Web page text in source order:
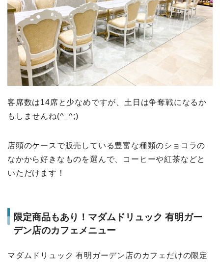
客席数は14席と少なめですが、土日は争奪戦になるか
もしませんね(^_^;)
店頭のケースで販売している豊富な種類のショコラの
なかから好きなものを選んで、コーヒーや紅茶などと
いただけます！
限定商品もあり！マダムドリュック 有明ガー
デン店のカフェメニュー
マダムドリュック 有明ガーデン店のカフェだけの限定